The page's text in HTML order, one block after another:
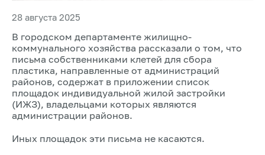
28 августа 2025
В городском департаменте жилищно-
коммунального хозяйства рассказали о том, что
письма собственниками клетей для сбора
пластика, направленные от администраций
районов, содержат в приложении список
площадок индивидуальной жилой застройки
(ИЖЗ), владельцами которых являются
администрации районов.
Иных площадок эти письма не касаются.